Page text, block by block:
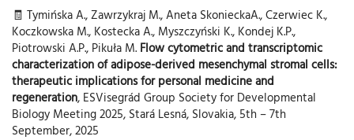
🧾 Tymińska A., Zawrzykraj M., Aneta SkonieckaA., Czerwiec K.,
Koczkowska M., Kostecka A., Myszczyński K., Kondej K.P.,
Piotrowski A.P., Pikuła M. Flow cytometric and transcriptomic
characterization of adipose-derived mesenchymal stromal cells:
therapeutic implications for personal medicine and
regeneration, ESVisegrád Group Society for Developmental
Biology Meeting 2025, Stará Lesná, Slovakia, 5th – 7th
September, 2025